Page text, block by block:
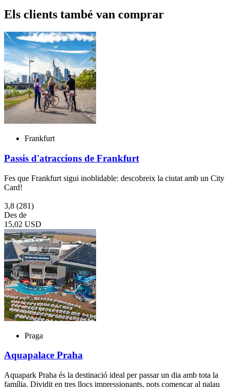
Els clients també van comprar
Frankfurt
Passis d'atraccions de Frankfurt
Fes que Frankfurt sigui inoblidable: descobreix la ciutat amb un City
Card!
3,8 (281)
Des de
15,02 USD
Praga
Aquapalace Praha
Aquapark Praha és la destinació ideal per passar un dia amb tota la
família. Dividit en tres llocs impressionants, pots començar al palau